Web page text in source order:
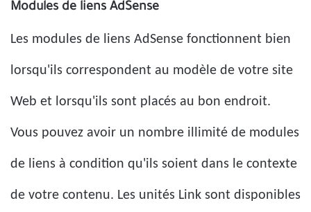
Modules de liens AdSense
Les modules de liens AdSense fonctionnent bien
lorsqu'ils correspondent au modèle de votre site
Web et lorsqu'ils sont placés au bon endroit.
Vous pouvez avoir un nombre illimité de modules
de liens à condition qu'ils soient dans le contexte
de votre contenu. Les unités Link sont disponibles